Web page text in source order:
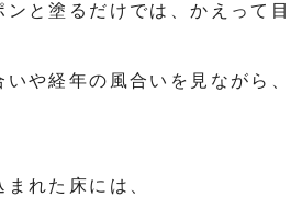
と塗るだけでは、かえって
いや経年の風合いを見ながら
れた床には、